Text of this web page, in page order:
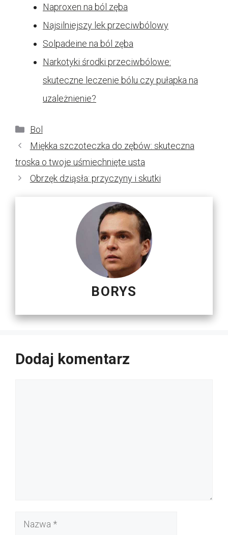
Naproxen na ból zęba
Najsilniejszy lek przeciwbólowy
Solpadeine na ból zęba
Narkotyki środki przeciwbólowe:
skuteczne leczenie bólu czy pułapka na
uzależnienie?
Kategorie
Bol
Miękka szczoteczka do zębów: skuteczna
troska o twoje uśmiechnięte usta
Obrzęk dziąsła: przyczyny i skutki
BORYS
Dodaj komentarz
Nazwa